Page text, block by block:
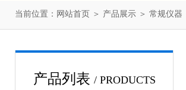
当前位置： 网站首页 ＞ 产品展示 ＞ 常规仪器
产品列表 / PRODUCTS